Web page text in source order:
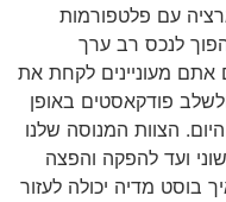
עם פלטפורמות
לנכס רב ערך
אתם מעוניינים לקחת את
פודקאסטים באופן
הצוות המנוסה שלנו
ועד להפקה והפצה
בוסט מדיה יכולה לעזור